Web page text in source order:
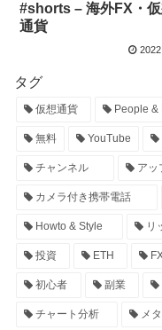
#shorts – 海外FX・
通貨
タグ
仮想通貨 People &
無料 YouTube
チャンネル アッ
カメラ付き携帯電話
Howto & Style リ
投資 ETH
初心者 副業
チャート分析 メ